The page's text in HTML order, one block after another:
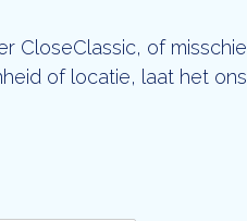
CloseClassic, of
of locatie, laat het